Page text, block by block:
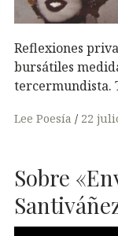
Reflexiones
bursátiles
tercermundista.
Lee Poesía 22
Sobre